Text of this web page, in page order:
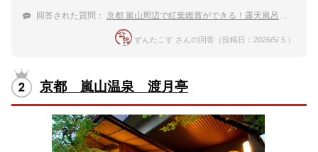
回答された質問： 京都 嵐山周辺で紅葉鑑賞ができる！露天風呂がある温泉宿
ずんたこす さんの回答（投稿日：2026/5/ 5 ）
京都 嵐山温泉 渡月亭